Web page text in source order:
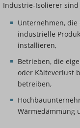
Industrie-Isolierer
Unternehmen,
industrielle
installieren,
Betrieben, die
oder Kälteverlust
betreiben,
Wärmedämmung